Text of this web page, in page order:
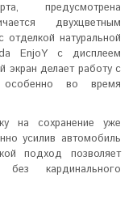
предусмотрена
двухцветным
натуральной
EnjoY с дисплеем
делает работу с
особенно во время
на сохранение уже
усилив автомобиль
подход позволяет
без кардинального